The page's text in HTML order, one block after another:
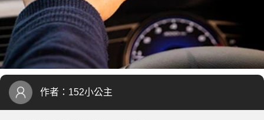
作者： 152小公主